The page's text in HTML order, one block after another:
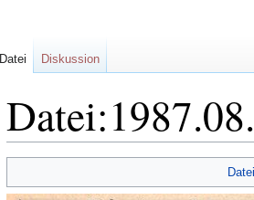
Navigation
Suche
Datei Diskussion